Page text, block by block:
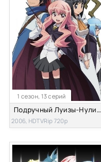
1 сезон, 13 серий
Подручный Луизы-Нулизы (первый сезон)
2006, HDTVRip 720p